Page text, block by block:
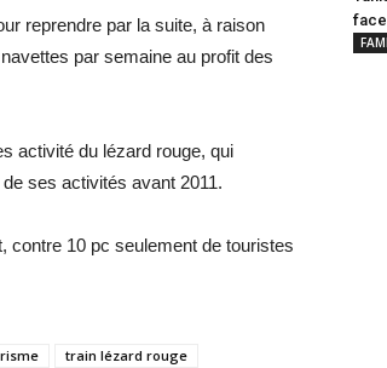
reprendre par la suite, à raison
par semaine au profit des
activité du lézard rouge, qui
ses activités avant 2011.
contre 10 pc seulement de touristes
train lézard rouge